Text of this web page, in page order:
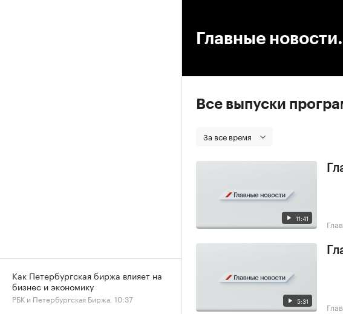
Главные
Все выпуски
За все время
11:41
5:31
Как Петербургская биржа влияет на
бизнес и экономику
РБК и Петербургская Биржа, 10:37